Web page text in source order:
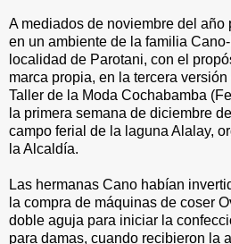
A mediados de noviembre del año
en un ambiente de la familia
localidad de Parotani, con el
marca propia, en la tercera
Taller de la Moda Cochabamba
la primera semana de diciembre
campo ferial de la laguna Alalay,
la Alcaldía.
Las hermanas Cano habían
la compra de máquinas de coser
doble aguja para iniciar la
para damas, cuando recibieron la